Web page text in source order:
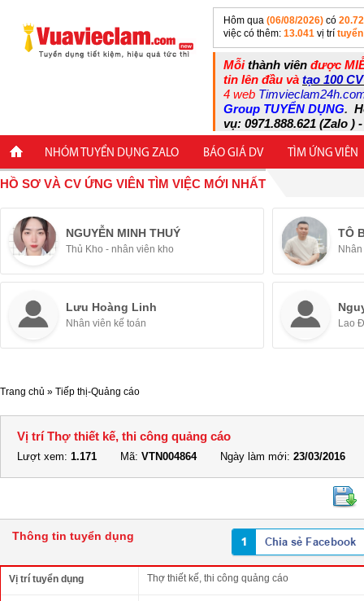
Hôm qua (06/08/2026) có
việc có thêm: 13.041 vị trí
Mỗithành viên được
tin lên đầu và tạo 100
4 web
Group TUYỂN DỤNG.
vụ: 0971.888.621 (Zalo )
NHÓM TUYỂN DỤNG ZALO BÁO GIÁ DV TÌM ỨNG VIÊN
HỒ SƠ VÀ CV ỨNG VIÊN TÌM VIỆC MỚI NHẤT
NGUYỄN MINH THUÝ
Thủ Kho - nhân viên kho
TÔ
Lưu Hoàng Linh
Nhân viên kế toán Lao
Trang chủ » Tiếp thị-Quảng cáo
Vị trí Thợ thiết kế, thi công quảng cáo
Lượt xem: 1.171 Mã: VTN004864 Ngày làm mới: 23/03/2016
Thông tin tuyển dụng
Vị trí tuyển dụng Thợ thiết kế, thi công quảng cáo